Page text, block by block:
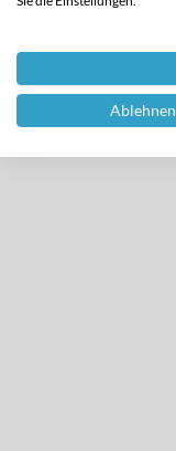
Ablehnen